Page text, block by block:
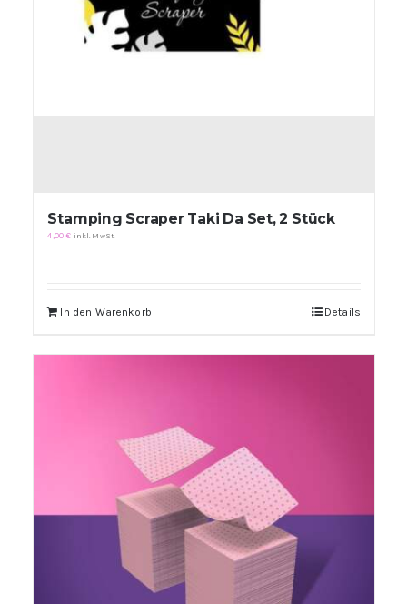
Stamping Scraper Taki Da Set, 2 Stück
4,00€ inkl. MwSt.
In den Warenkorb Details